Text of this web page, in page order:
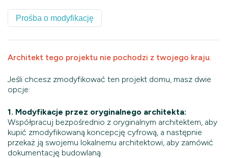
Prośba o modyfikację
Architekt tego projektu nie pochodzi z twojego kraju.
Jeśli chcesz zmodyfikować ten projekt domu, masz dwie
opcje:
1. Modyfikacje przez oryginalnego architekta:
Współpracuj bezpośrednio z oryginalnym architektem, aby
kupić zmodyfikowaną koncepcję cyfrową, a następnie
przekaż ją swojemu lokalnemu architektowi, aby zamówić
dokumentację budowlaną.